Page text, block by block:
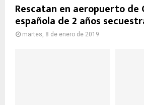
Rescatan en aeropuerto de
española de 2 años
martes, 8 de enero de 2019